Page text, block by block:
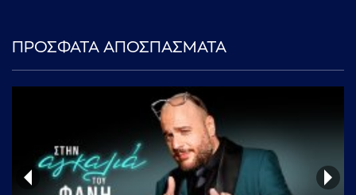
ΠΡΟΣΦΑΤΑ ΑΠΟΣΠΑΣΜΑΤΑ